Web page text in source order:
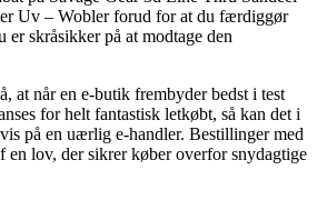
Uv – Wobler forud for at du færdiggør
er skråsikker på at modtage den
at når en e-butik frembyder bedst i test
for helt fantastisk letkøbt, så kan det i
på en uærlig e-handler. Bestillinger med
en lov, der sikrer køber overfor snydagtige